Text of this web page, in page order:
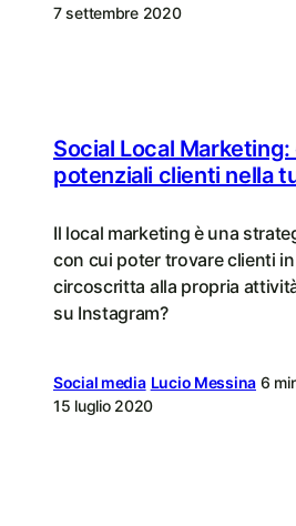
7 settembre 2020
Social Local
potenziali clienti nella
Il local marketing è una
con cui poter trovare clienti in
circoscritta alla propria
su Instagram?
Social media Lucio Messina 6
15 luglio 2020